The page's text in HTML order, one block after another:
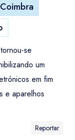
Coimbra
se
um
em fim
e aparelhos
Reportar